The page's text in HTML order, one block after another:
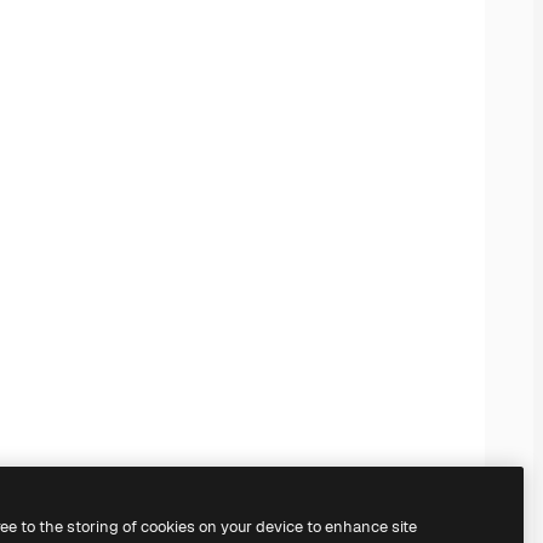
to the storing of cookies on your device to enhance site